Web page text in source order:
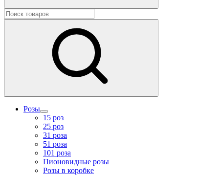
Розы
15 роз
25 роз
31 роза
51 роза
101 роза
Пионовидные розы
Розы в коробке